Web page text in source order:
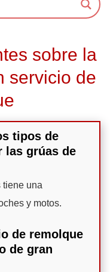
sobre la
servicio de
tipos de
las grúas de
tiene una
y motos.
de remolque
de gran